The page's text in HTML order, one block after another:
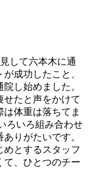
して六本木に通
成功したこと、
し始めました。
せたと声をかけて
は体重は落ちてま
ろいろ組み合わせ
りがたいです。
めとするスタッフ
て、ひとつのチー